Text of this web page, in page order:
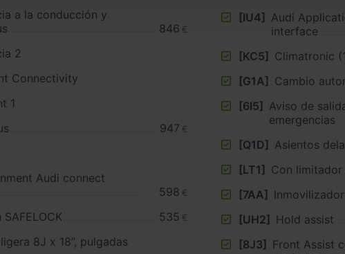
a la conducción y
846 €
2
Connectivity
1
947 €
Audi connect
598 €
535 €
Llantas de aleación ligera 8J x 18”, pulgadas
[IU4] Audi
interface
[KC5] Climatronic
[G1A] Cambio
[6I5] Aviso de
emergencias
[Q1D] Asientos
[LT1] Con
[7AA]
[UH2] Hold assist
[8J3] Front Assist